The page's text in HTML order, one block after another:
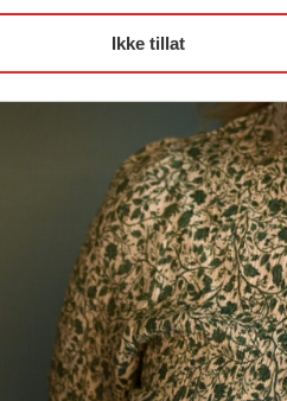
Ikke tillat